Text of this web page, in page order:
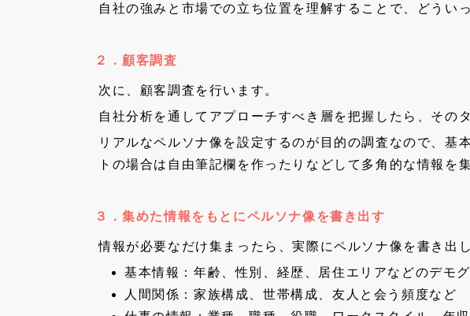
自社の強みと市場での立ち位置を理解することで、どうい
２．顧客調査
次に、顧客調査を行います。
自社分析を通してアプローチすべき層を把握したら、その
リアルなペルソナ像を設定するのが目的の調査なので、
トの場合は自由筆記欄を作ったりなどして多角的な情報を
３．集めた情報をもとにペルソナ像を書き出す
情報が必要なだけ集まったら、実際にペルソナ像を書き出
基本情報：年齢、性別、経歴、居住エリアなどのデモ
人間関係：家族構成、世帯構成、友人と会う頻度など